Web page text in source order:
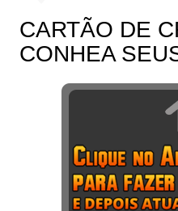
CARTÃO DE
CONHEA